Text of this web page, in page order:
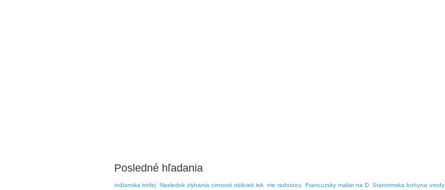
Posledné hľadania
indianska trofej Nasledok zlyhania cinnosti obliciek lek nie radostou Francuzsky maliar na D Starorimska bohyna urody